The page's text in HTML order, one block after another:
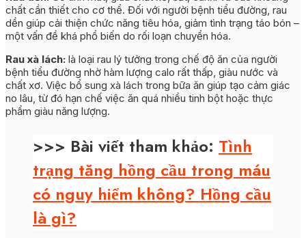
chất cần thiết cho cơ thể. Đối với người bệnh tiểu đường, rau
dền giúp cải thiện chức năng tiêu hóa, giảm tình trạng táo bón –
một vấn đề khá phổ biến do rối loạn chuyển hóa.
Rau xà lách: là loại rau lý tưởng trong chế độ ăn của người
bệnh tiểu đường nhờ hàm lượng calo rất thấp, giàu nước và
chất xơ. Việc bổ sung xà lách trong bữa ăn giúp tạo cảm giác
no lâu, từ đó hạn chế việc ăn quá nhiều tinh bột hoặc thực
phẩm giàu năng lượng.
>>> Bài viết tham khảo: Tình
trạng tăng hồng cầu trong máu
có nguy hiểm không? Hồng cầu
là gì?